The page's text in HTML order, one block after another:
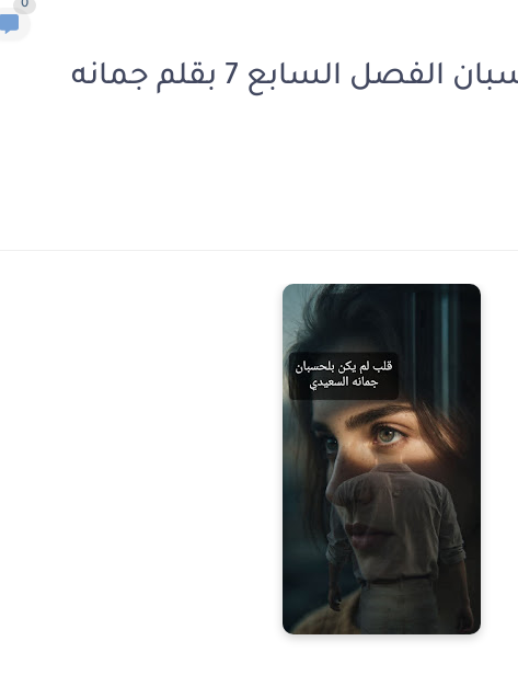
0
رواية قلب لم يكن بالحسبان الفصل السابع 7 بقلم جمانه